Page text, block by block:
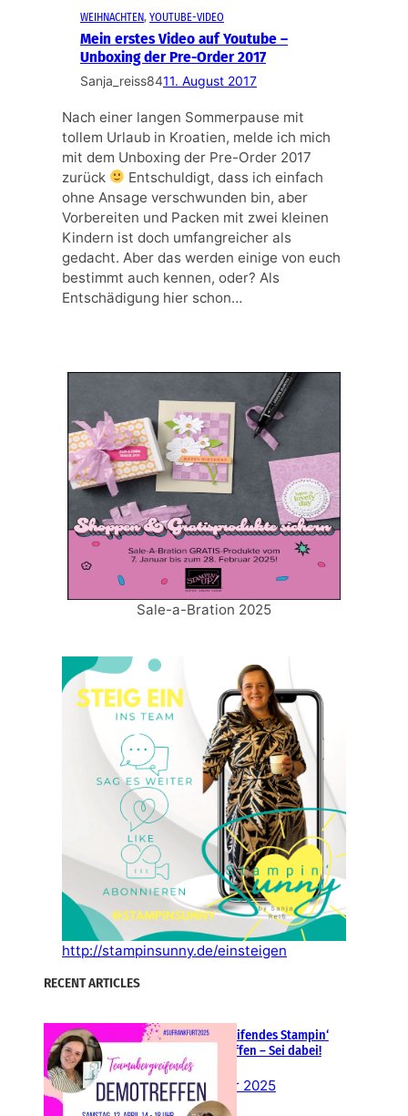
WEIHNACHTEN, YOUTUBE-VIDEO
Mein erstes Video auf Youtube –
Unboxing der Pre-Order 2017
Sanja_reiss8411. August 2017
Nach einer langen Sommerpause mit
tollem Urlaub in Kroatien, melde ich mich
mit dem Unboxing der Pre-Order 2017
zurück
Entschuldigt, dass ich einfach
ohne Ansage verschwunden bin, aber
Vorbereiten und Packen mit zwei kleinen
Kindern ist doch umfangreicher als
gedacht. Aber das werden einige von euch
bestimmt auch kennen, oder? Als
Entschädigung hier schon…
Sale-a-Bration 2025
http://stampinsunny.de/einsteigen
RECENT ARTICLES
Teamübergreifendes Stampin‘
Up! Demotreffen – Sei dabei!
26. Februar 2025